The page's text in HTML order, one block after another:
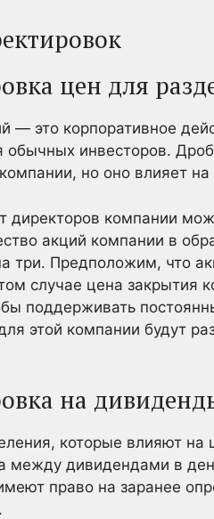
цен для
— это корпоративное
обычных инвесторов.
но оно влияет
директоров компании
акций компании в
три. Предположим, что
случае цена закрытия
поддерживать
этой компании будут
на
которые влияют
между дивидендами в
право на заранее